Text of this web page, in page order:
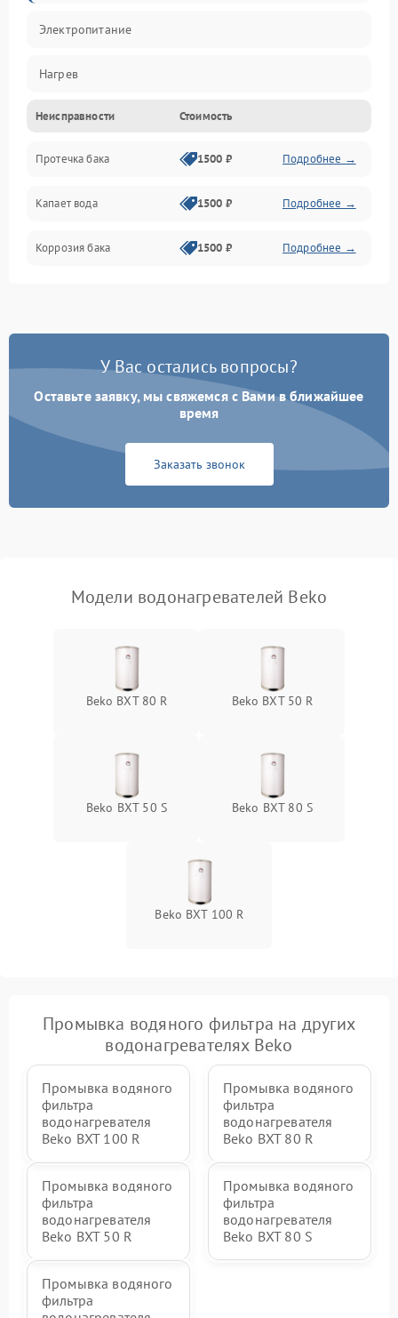
Электропитание
Нагрев
Датчики
Механика
Неисправности Стоимость
Протечка бака 1500 ₽ Подробнее →
Капает вода 1500 ₽ Подробнее →
Коррозия бака 1500 ₽ Подробнее →
У Вас остались вопросы?
Оставьте заявку, мы свяжемся с Вами в ближайшее
время
Заказать звонок
Модели водонагревателей Beko
Beko BXT 80 R Beko BXT 50 R
Beko BXT 50 S Beko BXT 80 S
Beko BXT 100 R
Промывка водяного фильтра на других
водонагревателях Beko
Промывка водяного
фильтра
водонагревателя
Beko BXT 100 R
Промывка водяного
фильтра
водонагревателя
Beko BXT 80 R
Промывка водяного
фильтра
водонагревателя
Beko BXT 50 R
Промывка водяного
фильтра
водонагревателя
Beko BXT 80 S
Промывка водяного
фильтра